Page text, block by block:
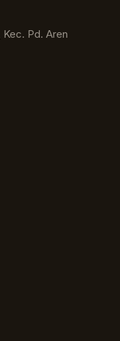
Kec. Pd. Aren